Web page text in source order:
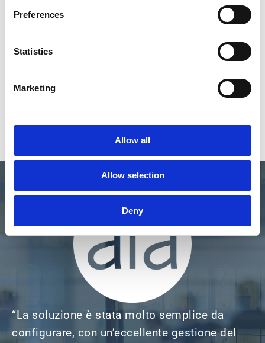
Preferences
Statistics
Marketing
Allow all
Allow selection
Deny
Italy
Tel:
“La soluzione è stata molto semplice da
configurare, con un’eccellente gestione del